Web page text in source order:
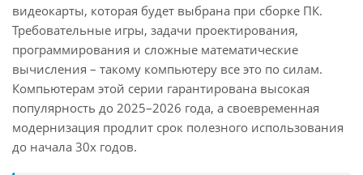
видеокарты, которая будет выбрана при сборке ПК.
Требовательные игры, задачи проектирования,
программирования и сложные математические
вычисления – такому компьютеру все это по силам.
Компьютерам этой серии гарантирована высокая
популярность до 2025–2026 года, а своевременная
модернизация продлит срок полезного использования
до начала 30х годов.